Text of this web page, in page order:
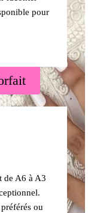
pour
de A6 à A3
ou